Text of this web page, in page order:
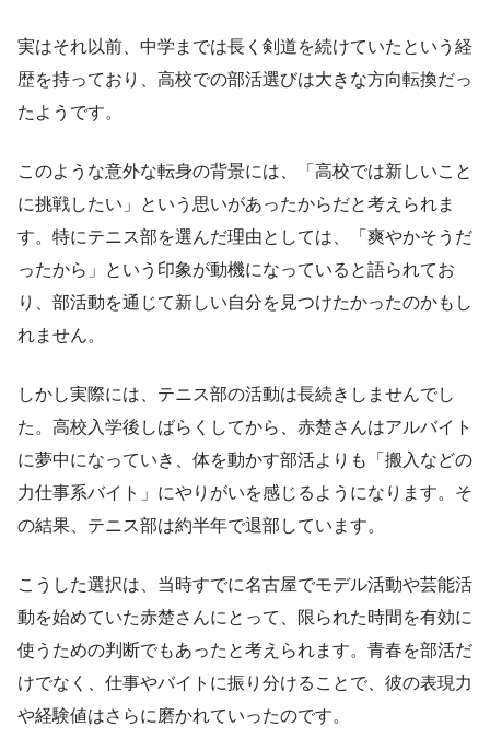
実はそれ以前、中学までは長く剣道を続けていたという経
歴を持っており、高校での部活選びは大きな方向転換だっ
たようです。
このような意外な転身の背景には、「高校では新しいこと
に挑戦したい」という思いがあったからだと考えられま
す。特にテニス部を選んだ理由としては、「爽やかそうだ
ったから」という印象が動機になっていると語られてお
り、部活動を通じて新しい自分を見つけたかったのかもし
れません。
しかし実際には、テニス部の活動は長続きしませんでし
た。高校入学後しばらくしてから、赤楚さんはアルバイト
に夢中になっていき、体を動かす部活よりも「搬入などの
力仕事系バイト」にやりがいを感じるようになります。そ
の結果、テニス部は約半年で退部しています。
こうした選択は、当時すでに名古屋でモデル活動や芸能活
動を始めていた赤楚さんにとって、限られた時間を有効に
使うための判断でもあったと考えられます。青春を部活だ
けでなく、仕事やバイトに振り分けることで、彼の表現力
や経験値はさらに磨かれていったのです。